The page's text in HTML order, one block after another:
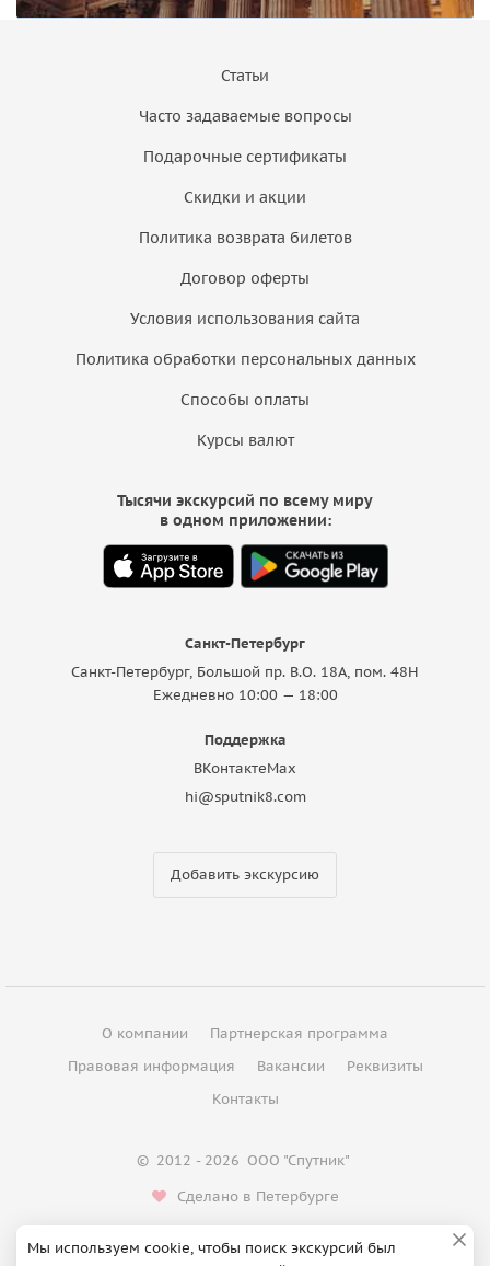
Статьи
Часто задаваемые вопросы
Подарочные сертификаты
Скидки и акции
Политика возврата билетов
Договор оферты
Условия использования сайта
Политика обработки персональных данных
Способы оплаты
Курсы валют
Санкт-Петербург
Санкт-Петербург, Большой пр. В.О. 18A, пом. 48Н
Ежедневно 10:00 — 18:00
Поддержка
ВКонтактеMax
hi@sputnik8.com
Добавить экскурсию
Тысячи экскурсий по всему миру
в одном приложении:
О компании
Партнерская программа
Правовая информация
Вакансии
Реквизиты
Контакты
© 2012 - 2026 ООО "Спутник"
Сделано в Петербурге
Мы используем cookie, чтобы поиск экскурсий был